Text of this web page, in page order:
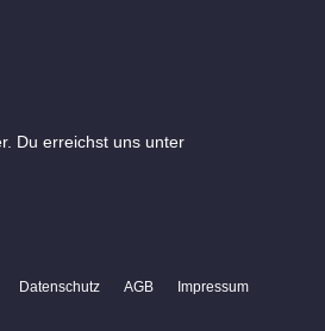
Du erreichst uns unter
Datenschutz AGB Impressum